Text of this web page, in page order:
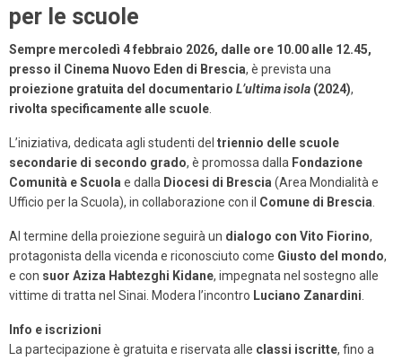
per le scuole
Sempre mercoledì 4 febbraio 2026, dalle ore 10.00 alle 12.45,
presso il Cinema Nuovo Eden di Brescia, è prevista una
proiezione gratuita del documentario L’ultima isola (2024),
rivolta specificamente alle scuole.
L’iniziativa, dedicata agli studenti del triennio delle scuole
secondarie di secondo grado, è promossa dalla Fondazione
Comunità e Scuola e dalla Diocesi di Brescia (Area Mondialità e
Ufficio per la Scuola), in collaborazione con il Comune di Brescia.
Al termine della proiezione seguirà un dialogo con Vito Fiorino,
protagonista della vicenda e riconosciuto come Giusto del mondo,
e con suor Aziza Habtezghi Kidane, impegnata nel sostegno alle
vittime di tratta nel Sinai. Modera l’incontro Luciano Zanardini.
Info e iscrizioni
La partecipazione è gratuita e riservata alle classi iscritte, fino a